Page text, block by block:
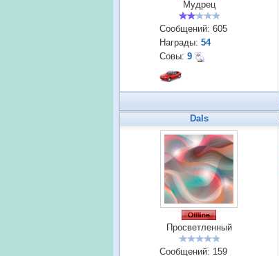
Мудрец
Сообщений: 605
Награды: 54
Совы: 9
Dals
Просветленный
Сообщений: 159